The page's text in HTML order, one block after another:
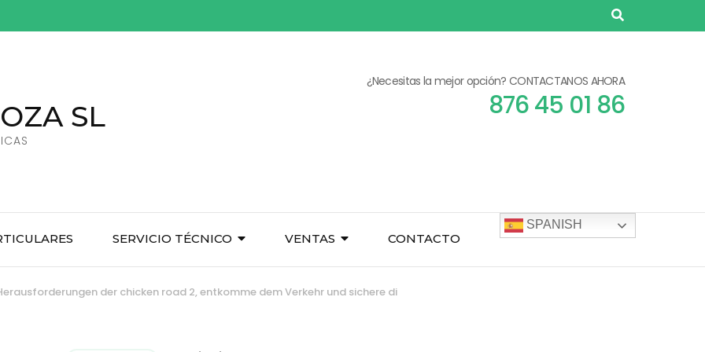
SL
¿Necesitas la mejor opción? CONTACTANOS AHORA
876 45 01 86
SERVICIO TÉCNICO VENTAS CONTACTO
SPANISH
der chicken road 2, entkomme dem Verkehr und sichere di